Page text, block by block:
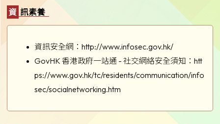
資訊素養
資訊安全網： http://www.infosec.gov.hk/
GovHK 香港政府一站通 - 社交網絡安全須知： htt
ps://www.gov.hk/tc/residents/communication/info
sec/socialnetworking.htm